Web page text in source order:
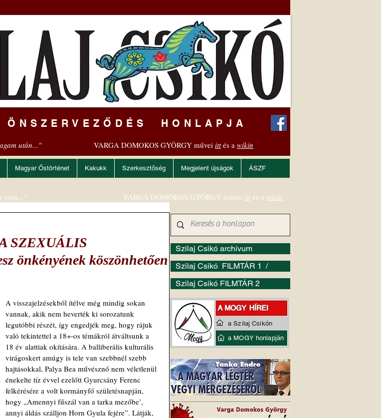
HONLAPJA
után..." VARGA DOMOKOS GYÖRGY művei ittés a wikin
Magyar Őstörténet Kakukk Szerkesztőség Megjelent újságok ÁSZF
SZEXUÁLIS
önkényének köszönhetően
A visszajelzésekből ítélve még mindig sokan
vannak, akik nem heverték ki sorozatunk
legutóbbi részét, így engedjék meg, hogy rájuk
való tekintettel a 18+-os témákról átváltsunk a
18 év alattiak okítására. A balliberális kulturális
virágoskert amúgy is tele van szebbnél szebb
hajtásokkal, Palya Bea művésznő nem véletlenül
énekelte tíz évvel ezelőtt Gyurcsány Ferenc
felkérésére a volt kormányfő születésnapján,
hogy „Amennyi fűszál van a tarka mezőbe’,
annyi áldás szálljon Horn Gyula fejére”. Látják,
Szilaj Csikó archívum
Szilaj Csikó FILMTÁR 1 /
Szilaj Csikó FILMTÁR 2
után..." VARGA DOMOKOS GYÖRGY művei itt és a wikin
a Szilaj Csikón
a MOGY honlapján